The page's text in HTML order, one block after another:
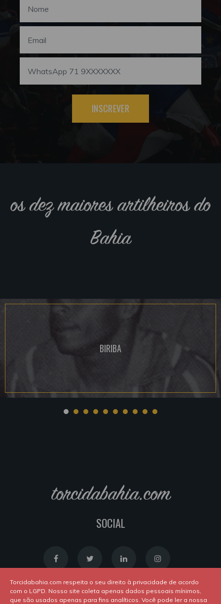
INSCREVER
os dez maiores artilheiros do
Bahia
BIRIBA
torcidabahia.com
SOCIAL
Torcidabahia.com respeita o seu direito à privacidade de acordo
com o LGPD. Nosso site coleta apenas dados pessoais mínimos,
que são usados apenas para fins analíticos. Você pode ler a nossa